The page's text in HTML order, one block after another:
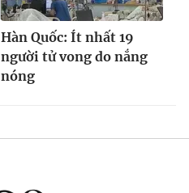
Hàn Quốc: Ít nhất 19
người tử vong do nắng
nóng